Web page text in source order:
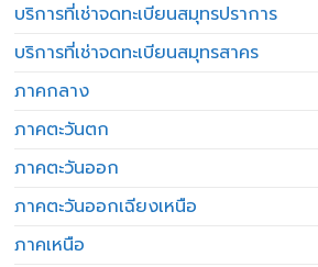
บริการที่เช่าจดทะเบียนสมุทรปราการ
บริการที่เช่าจดทะเบียนสมุทรสาคร
ภาคกลาง
ภาคตะวันตก
ภาคตะวันออก
ภาคตะวันออกเฉียงเหนือ
ภาคเหนือ